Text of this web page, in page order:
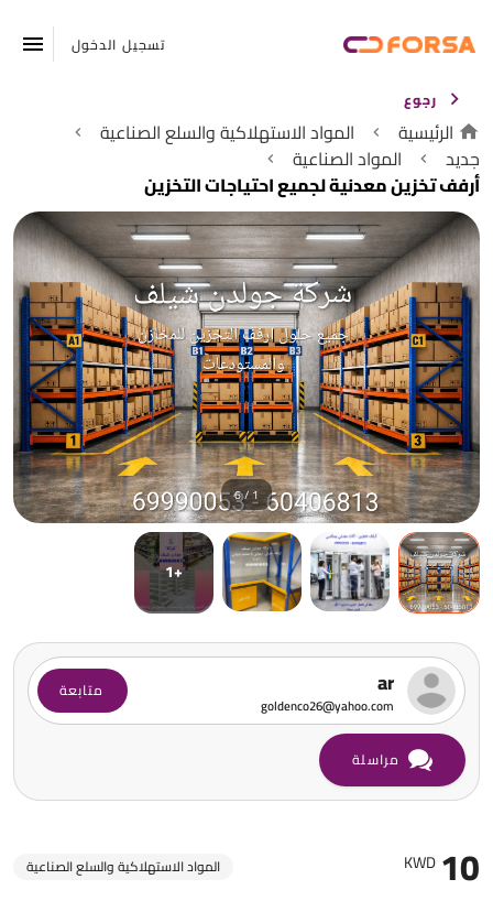
تسجيل الدخول
رجوع
الرئيسية
المواد الاستهلاكية والسلع الصناعية
جديد
المواد الصناعية
أرفف تخزين معدنية لجميع احتياجات التخزين
10
KWD المواد الاستهلاكية والسلع الصناعية
1 / 6
+1
ar
goldenco26@yahoo.com
متابعة
مراسلة